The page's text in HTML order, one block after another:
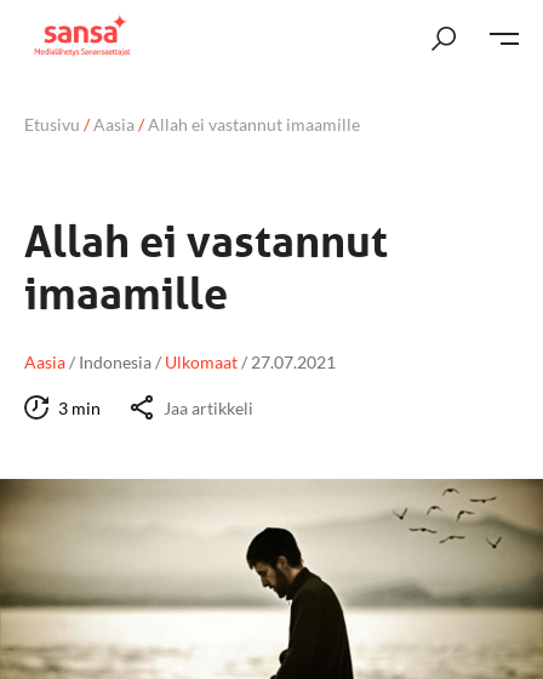
Etusivu /Aasia/Allah ei vastannut imaamille
Allah ei vastannut
imaamille
Aasia/ Indonesia/ Ulkomaat/ 27.07.2021
3 min Jaa artikkeli